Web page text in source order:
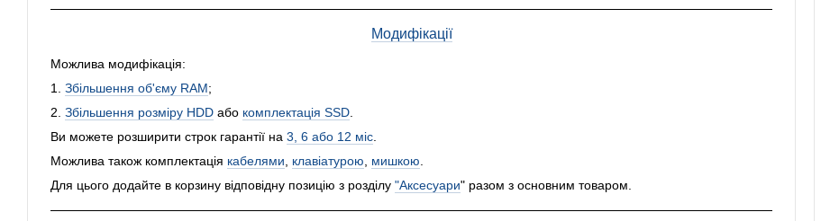
Модифікації
Можлива модифікація:
1. Збільшення об'єму RAM;
2. Збільшення розміру HDD або комплектація SSD
Ви можете розширити строк гарантії на 3, 6 або 12 міс
Можлива також комплектація кабелями клавіатурою мишкою
Для цього додайте в корзину відповідну позицію з розділу "Аксесуари" разом з основним товаром.